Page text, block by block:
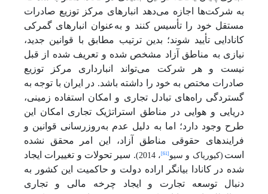
به شرکت‌ها اجازه می‌دهد انبارهای مرکز توزیع صادرات
مستقل خود را تأسیس کنند و به‌عنوان انبارهای گمرکی
کانادایی تأیید شوند؛ بدین ترتیب مطابق با قوانین جدید،
نیازی به مناطق آزاد مشخص شده و تعریف شده از قبل
نیست و هر شرکت می‌تواند انبارداری مرکز توزیع
صادرات مختص به خود را داشته باشد. در ایران با توجه به
گستردگی راه‌های تبادل تجاری و امکان استفاده زمینی،
دریایی و هوایی در مناطق استراتژیک تجاری امکان این
طرح وجود دارد؛ اما به دلیل عدم به‌روزرسانی قوانین و
فرایندهای حقوقی مناطق آزاد، این امر محقق نشده
است (کیوریاک و سیو [61]، 2014)
. سیر تحولات و تغییرات ایجاد
شده در کانادا بیانگر اراده دولت و حاکمیت این کشور به
دنبال توسعه تجارت و ایجاد چرخه مالی و تجاری